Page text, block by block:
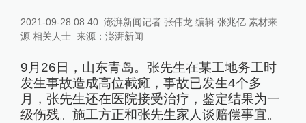
2021-09-28 08:40 澎湃新闻记者 张伟龙 编辑 张兆亿 素材来
源 相关人士 来源： 澎湃新闻
9月26日，山东青岛。张先生在某工地务工时
发生事故造成高位截瘫，事故已发生4个多
月，张先生还在医院接受治疗，鉴定结果为一
级伤残。施工方正和张先生家人谈赔偿事宜。